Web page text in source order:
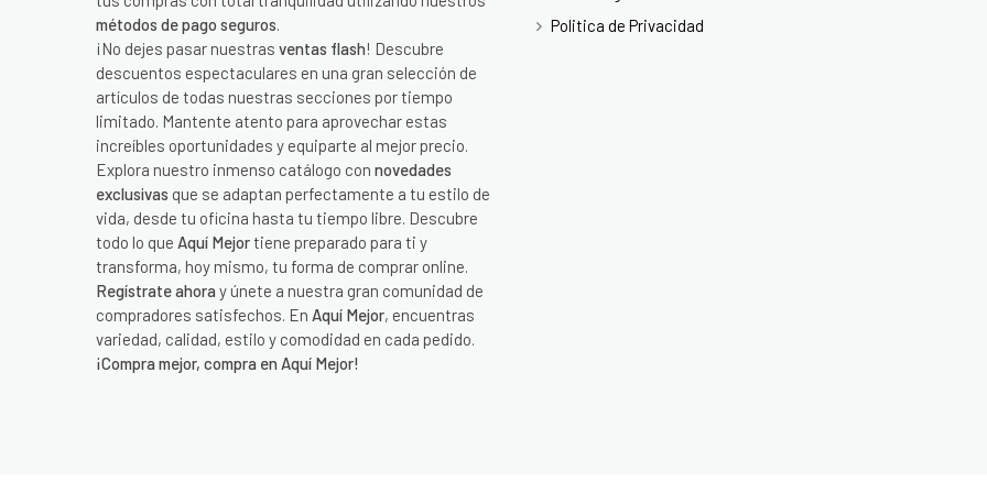
métodos de pago seguros.
¡No dejes pasar nuestras ventas flash! Descubre
descuentos espectaculares en una gran selección de
artículos de todas nuestras secciones por tiempo
limitado. Mantente atento para aprovechar estas
increíbles oportunidades y equiparte al mejor precio.
Explora nuestro inmenso catálogo con novedades
exclusivas que se adaptan perfectamente a tu estilo de
vida, desde tu oficina hasta tu tiempo libre. Descubre
todo lo que Aquí Mejortiene preparado para ti y
transforma, hoy mismo, tu forma de comprar online.
Regístrate ahora y únete a nuestra gran comunidad de
compradores satisfechos. En Aquí Mejor, encuentras
variedad, calidad, estilo y comodidad en cada pedido.
¡Compra mejor, compra en Aquí Mejor!
Politica de Privacidad